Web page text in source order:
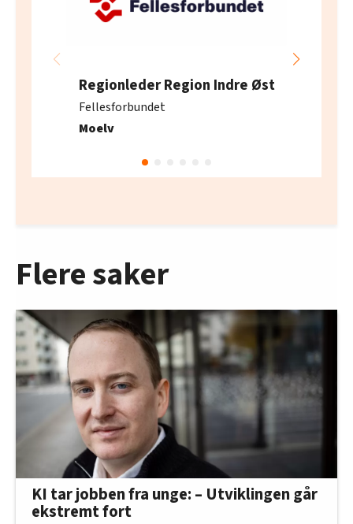
Regionleder Region Indre Øst
Fellesforbundet
Moelv
Flere saker
KI tar jobben fra unge: – Utviklingen går
ekstremt fort